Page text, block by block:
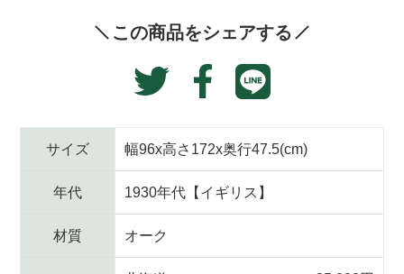
この商品をシェアする
Twitter
稿
る
Facebook
ア
る
Translation
missing:
サイズ 幅96x高さ172x奥行47.5(cm)
年代 1930年代【イギリス】
材質 オーク